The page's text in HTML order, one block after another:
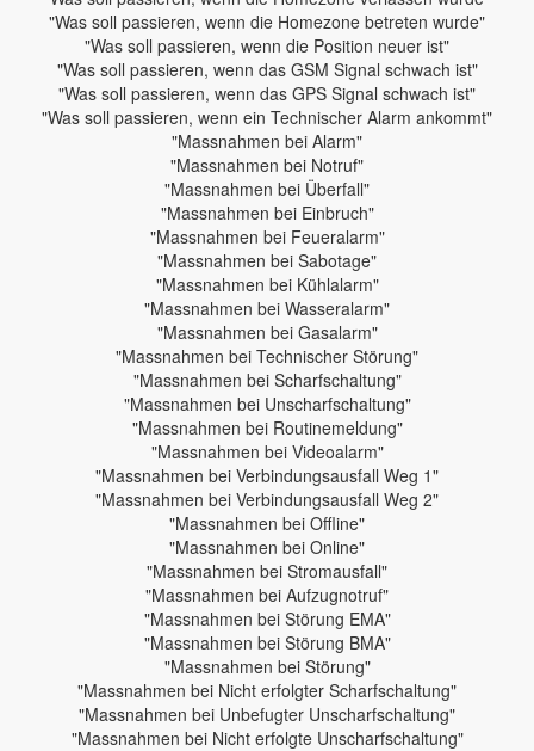
"Was soll passieren, wenn die Homezone betreten wurde"
"Was soll passieren, wenn die Position neuer ist"
"Was soll passieren, wenn das GSM Signal schwach ist"
"Was soll passieren, wenn das GPS Signal schwach ist"
"Was soll passieren, wenn ein Technischer Alarm ankommt"
"Massnahmen bei Alarm"
"Massnahmen bei Notruf"
"Massnahmen bei Überfall"
"Massnahmen bei Einbruch"
"Massnahmen bei Feueralarm"
"Massnahmen bei Sabotage"
"Massnahmen bei Kühlalarm"
"Massnahmen bei Wasseralarm"
"Massnahmen bei Gasalarm"
"Massnahmen bei Technischer Störung"
"Massnahmen bei Scharfschaltung"
"Massnahmen bei Unscharfschaltung"
"Massnahmen bei Routinemeldung"
"Massnahmen bei Videoalarm"
"Massnahmen bei Verbindungsausfall Weg 1"
"Massnahmen bei Verbindungsausfall Weg 2"
"Massnahmen bei Offline"
"Massnahmen bei Online"
"Massnahmen bei Stromausfall"
"Massnahmen bei Aufzugnotruf"
"Massnahmen bei Störung EMA"
"Massnahmen bei Störung BMA"
"Massnahmen bei Störung"
"Massnahmen bei Nicht erfolgter Scharfschaltung"
"Massnahmen bei Unbefugter Unscharfschaltung"
"Massnahmen bei Nicht erfolgte Unscharfschaltung"